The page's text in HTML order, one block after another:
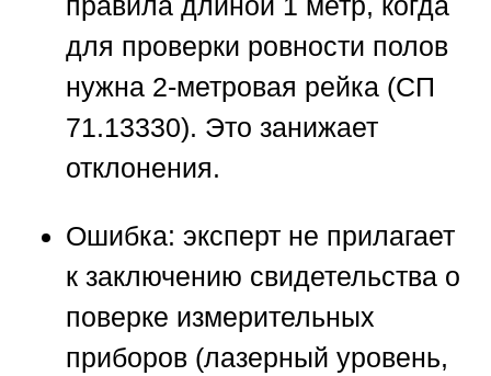
для проверки ровности полов
нужна 2-метровая рейка (СП
71.13330). Это занижает
отклонения.
Ошибка: эксперт не прилагает
к заключению свидетельства о
поверке измерительных
приборов (лазерный уровень,